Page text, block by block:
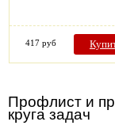
417 руб
Профлист и
круга задач